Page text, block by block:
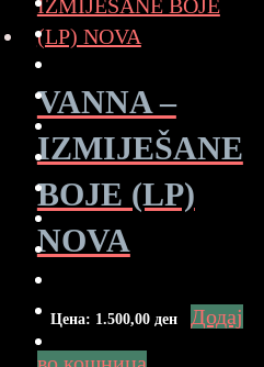
VANNA –
IZMIJEŠANE
BOJE (LP)
NOVA
Цена: 1.500,00 ден
Додај